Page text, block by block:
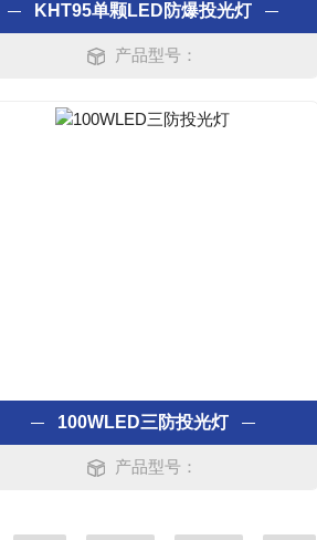
KHT95单颗LED防爆投光灯
产品型号：
100WLED三防投光灯
产品型号：